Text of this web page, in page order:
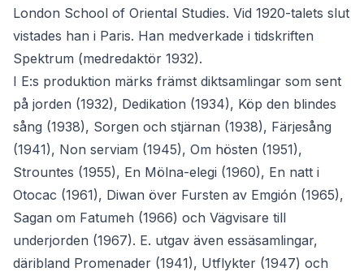
London School of Oriental Studies. Vid 1920-talets slut
vistades han i Paris. Han medverkade i tidskriften
Spektrum (medredaktör 1932).
I E:s produktion märks främst diktsamlingar som sent
på jorden (1932), Dedikation (1934), Köp den blindes
sång (1938), Sorgen och stjärnan (1938), Färjesång
(1941), Non serviam (1945), Om hösten (1951),
Strountes (1955), En Mölna-elegi (1960), En natt i
Otocac (1961), Diwan över Fursten av Emgión (1965),
Sagan om Fatumeh (1966) och Vägvisare till
underjorden (1967). E. utgav även essäsamlingar,
däribland Promenader (1941), Utflykter (1947) och